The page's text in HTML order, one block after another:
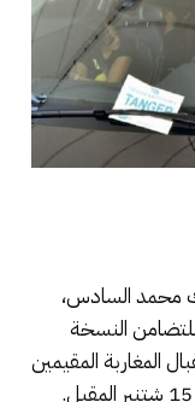
محمد السادس،
النسخة
المغاربة المقيمين